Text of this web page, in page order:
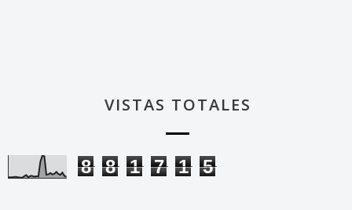
VISTAS TOTALES
8 8 1 7 1 5